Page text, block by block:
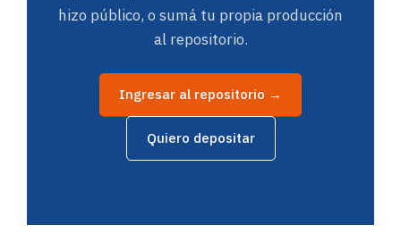
hizo público, o sumá tu propia producción
al repositorio.
Ingresar al repositorio →
Quiero depositar